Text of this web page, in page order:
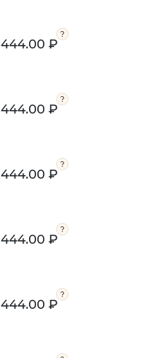
444.00 ₽
444.00 ₽
444.00 ₽
444.00 ₽
444.00 ₽